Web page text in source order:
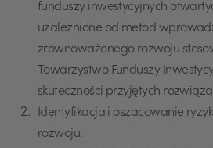
funduszy inwestycyjnych
uzależnione od metod
zrównoważonego rozwoju
Towarzystwo Funduszy
skuteczności przyjętych
Identyfikacja i oszacowanie
rozwoju.